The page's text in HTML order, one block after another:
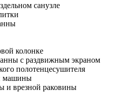
санузле
колонке
с раздвижным экраном
полотенцесушителя
машины
и врезной раковины